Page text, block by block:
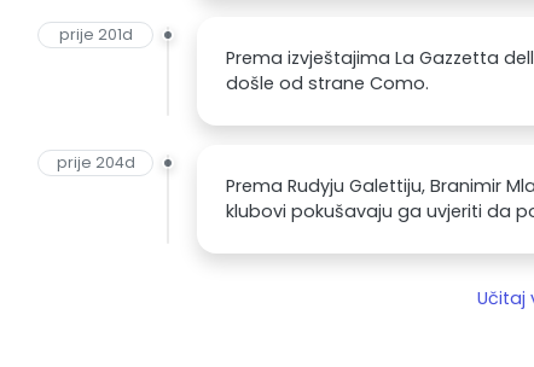
prije 201d
Prema izvještajima La Gazzetta
došle od strane Como.
prije 204d
Prema Rudyju Galettiju, Branimir
klubovi pokušavaju ga uvjeriti da
Učitaj